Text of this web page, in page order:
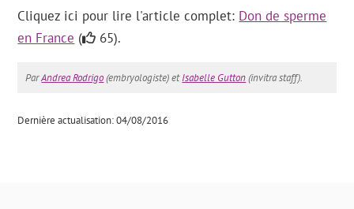
Cliquez ici pour lire l'article complet: Don de sperme
en France ( 65).
ParAndrea Rodrigo(embryologiste) etIsabelle Gutton(invitra staff).
Dernière actualisation: 04/08/2016